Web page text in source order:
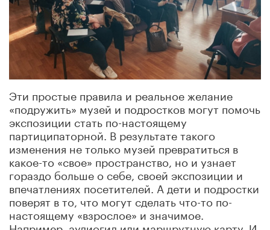
Эти простые правила и реальное желание
«подружить» музей и подростков могут помочь
экспозиции стать по-настоящему
партиципаторной. В результате такого
изменения не только музей превратиться в
какое-то «свое» пространство, но и узнает
гораздо больше о себе, своей экспозиции и
впечатлениях посетителей. А дети и подростки
поверят в то, что могут сделать что-то по-
настоящему «взрослое» и значимое.